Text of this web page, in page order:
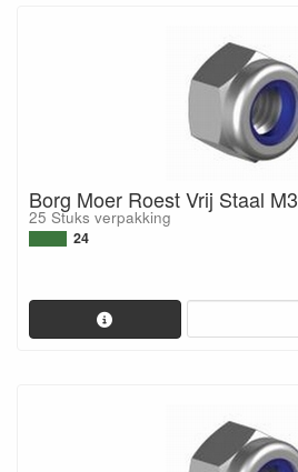
Borg Moer Roest Vrij Staal M3
25 Stuks verpakking
24